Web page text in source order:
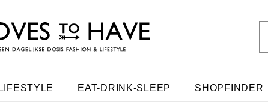
LIFESTYLE EAT-DRINK-SLEEP SHOPFINDER